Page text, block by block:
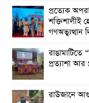
ছুটির রাতে খোলা ভূমি
প্রত্যেক
শক্তিশালীই
গণঅভ্যুত্থান
প্রত্যাশা আর
রাউজানে